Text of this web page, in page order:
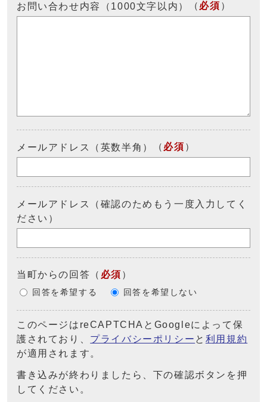
お問い合わせ内容（1000文字以内） （ 必須 ）
メールアドレス（英数半角） （ 必須 ）
メールアドレス（確認のためもう一度入力してく
ださい）
当町からの回答 （ 必須 ）
回答を希望する 回答を希望しない
このページはreCAPTCHAとGoogleによって保
護されており、 プライバシーポリシー と 利用規約
が適用されます。
書き込みが終わりましたら、下の確認ボタンを押
してください。